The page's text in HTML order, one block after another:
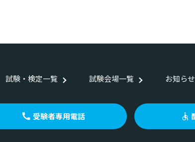
試験・検定一覧 試験会場一覧 お知らせ
受験者専用電話